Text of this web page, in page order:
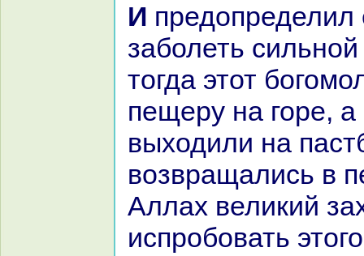
И предопределил ему Аллах
заболеть
тогда этот
пещеру нa горе,
выходили нa
возвpaщались в
Аллах великий
испробовать